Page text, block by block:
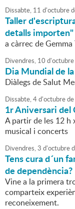
Dissabte, 11 d'octubre
Taller
detalls importen"
a càrrec de Gemma
Divendres, 10 d'octubre
Dia Mundial de
Diàlegs de Salut
Dissabte,4d'octubrede
1r Aniversari del
A partir de les 12 h
musical i concerts
Divendres,3 d'octubre
Tens cura d´un
de dependència?
Vine a la primera
comparteix
reconeixement.